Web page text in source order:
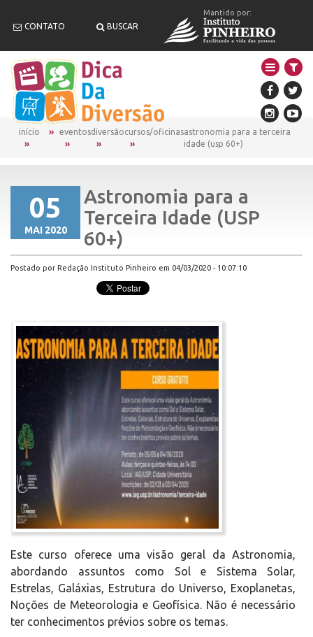
CONTATO BUSCAR
Mantido por:
início eventosdiversãocursos/oficinasastronomia para a terceira
idade (usp 60+)
05
MAI 2020
Astronomia para a
Terceira Idade (USP
60+)
Postado por Redação Instituto Pinheiro em 04/03/2020 - 10:07:10
Este curso oferece uma visão geral da Astronomia,
abordando assuntos como Sol e Sistema Solar,
Estrelas, Galáxias, Estrutura do Universo, Exoplanetas,
Noções de Meteorologia e Geofísica. Não é necessário
ter conhecimentos prévios sobre os temas.